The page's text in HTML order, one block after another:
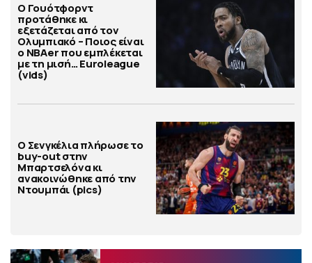
Ο Γουότφορντ
προτάθηκε κι
εξετάζεται από τον
Ολυμπιακό – Ποιος είναι
ο ΝΒΑer που εμπλέκεται
με τη μισή… Euroleague
(vids)
Ο Σενγκέλια πλήρωσε το
buy-out στην
Μπαρτσελόνα κι
ανακοινώθηκε από την
Ντουμπάι (pics)